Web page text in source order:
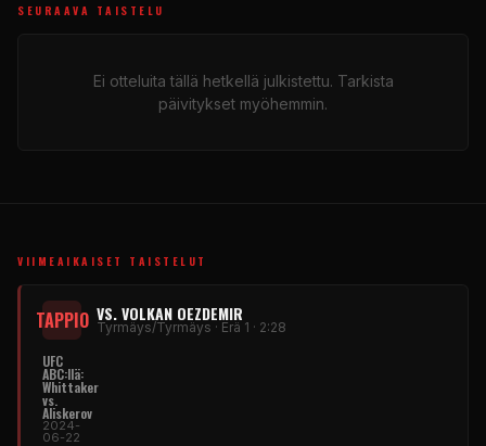
SEURAAVA TAISTELU
Ei otteluita tällä hetkellä julkistettu. Tarkista
päivitykset myöhemmin.
VIIMEAIKAISET TAISTELUT
TAPPIO VS. VOLKAN OEZDEMIR
Tyrmäys/Tyrmäys · Erä 1 · 2:28
UFC
ABC:llä:
Whittaker
vs.
Aliskerov
2024-
06-22